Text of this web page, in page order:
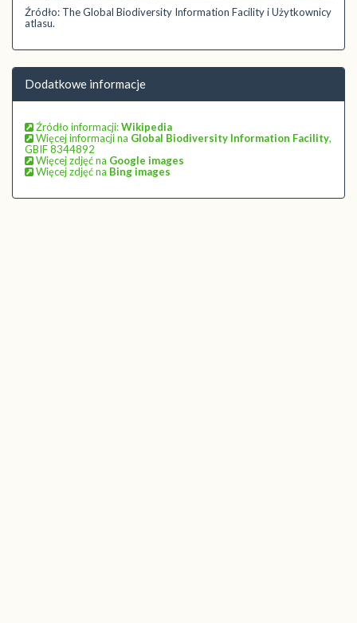
Źródło: The Global Biodiversity Information Facility i Użytkownicy
atlasu.
Dodatkowe informacje
Źródło informacji:Wikipedia
Więcej informacji na Global Biodiversity Information Facility,
GBIF 8344892
Więcej zdjęć na Google images
Więcej zdjęć na Bing images